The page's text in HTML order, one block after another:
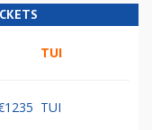
TUI
TUI